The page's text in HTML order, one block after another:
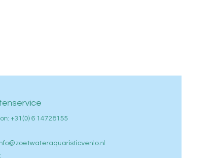
+31(0) 6 14728155